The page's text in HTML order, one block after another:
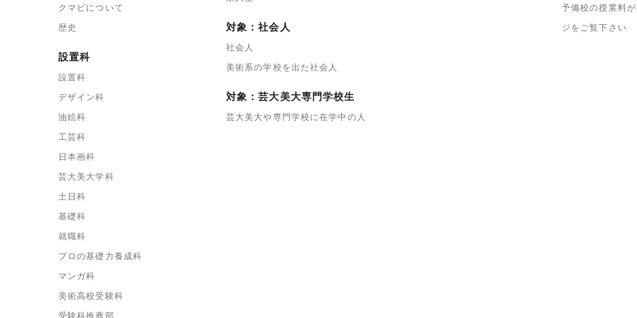
クマビについて
歴史
設置科
設置科
デザイン科
油絵科
工芸科
日本画科
芸大美大学科
土日科
基礎科
就職科
プロの基礎力養成科
マンガ科
美術高校受験科
受験科推薦部
対象：社会人
社会人
美術系の学校を出た社会人
対象：芸大美大専門学校生
芸大美大や専門学校に在学中の人
予備校の授業料
ジをご覧下さい